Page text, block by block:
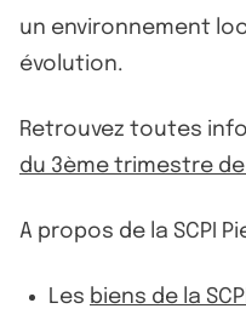
un environnement
évolution.
Retrouvez toutes
du 3ème trimestre de
A propos de la SCPI
Les biens de la